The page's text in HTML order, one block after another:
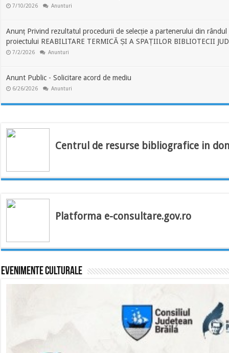
7/10/2026 Anunturi
Anunț Privind rezultatul procedurii de selecție a partenerului din
proiectului REABILITARE TERMICĂ ȘI A SPAȚIILOR BIBLIOTECII
7/2/2026 Anunturi
Anunt Public - Solicitare acord de mediu
6/26/2026 Anunturi
Centrul de resurse bibliografice in
Platforma e-consultare.gov.ro
Evenimente culturale